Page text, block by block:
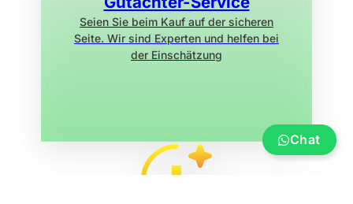
Seien Sie beim Kauf auf der sicheren
Seite. Wir sind Experten und helfen bei
der Einschätzung
Chat